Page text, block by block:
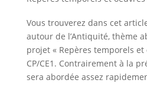
Vous trouverez dans cet
autour de l’Antiquité, thème
projet « Repères temporels et
CP/CE1. Contrairement à la
sera abordée assez